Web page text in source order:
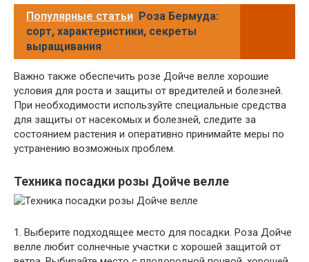
Популярные статьи Роза Бермуда:
сорт, характеристики, секреты
выращивания
Важно также обеспечить розе Дойче велле хорошие
условия для роста и защиты от вредителей и болезней.
При необходимости используйте специальные средства
для защиты от насекомых и болезней, следите за
состоянием растения и оперативно принимайте меры по
устранению возможных проблем.
Техника посадки розы Дойче велле
1. Выберите подходящее место для посадки. Роза Дойче
велле любит солнечные участки с хорошей защитой от